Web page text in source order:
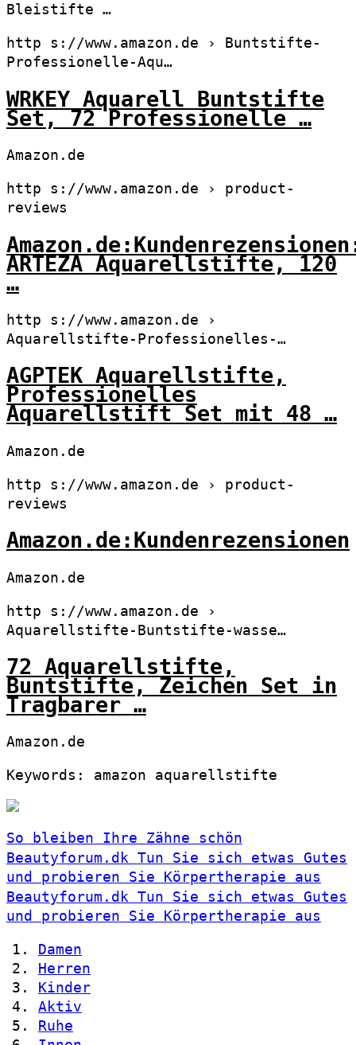
Bleistifte …
http s://www.amazon.de › Buntstifte-
Professionelle-Aqu…
WRKEY Aquarell Buntstifte
Set, 72 Professionelle …
Amazon.de
http s://www.amazon.de › product-
reviews
ARTEZA Aquarellstifte, 120
…
http s://www.amazon.de ›
Aquarellstifte-Professionelles-…
AGPTEK Aquarellstifte,
Professionelles
Aquarellstift Set mit 48 …
Amazon.de
http s://www.amazon.de › product-
reviews
Amazon.de:Kundenrezensionen
Amazon.de
http s://www.amazon.de ›
Aquarellstifte-Buntstifte-wasse…
72 Aquarellstifte,
Buntstifte, Zeichen Set in
Tragbarer …
Amazon.de
Keywords: amazon aquarellstifte
So bleiben Ihre Zähne schön
Beautyforum.dk Tun Sie sich etwas Gutes
und probieren Sie Körpertherapie aus
Beautyforum.dk Tun Sie sich etwas Gutes
und probieren Sie Körpertherapie aus
Damen
Herren
Kinder
Aktiv
Ruhe